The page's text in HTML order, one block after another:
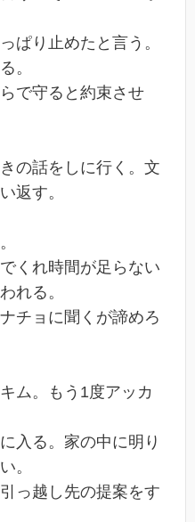
ぱり止めたと言う。
。
で守ると約束させ
の話をしに行く。文
返す。
くれ時間が足らない
れる。
チョに聞くが諦めろ
ム。もう1度アッカ
入る。家の中に明り
。
っ越し先の提案をす